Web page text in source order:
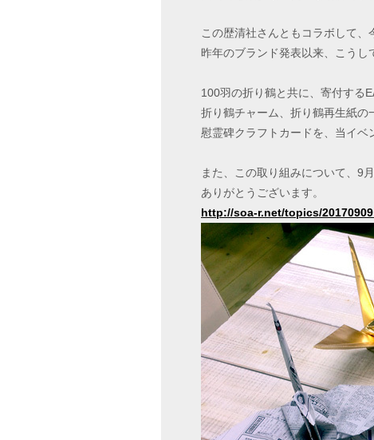
この歴清社さんともコラボして、
昨年のブランド発表以来、こうし
100羽の折り鶴と共に、寄付する
折り鶴チャーム、折り鶴再生紙の
慰霊碑クラフトカードを、当イベ
また、この取り組みについて、9
ありがとうございます。
http://soa-r.net/topics/